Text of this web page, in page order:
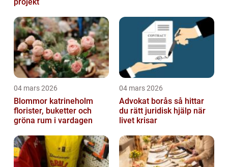
04 mars 2026
Blommor katrineholm
florister, buketter och
gröna rum i vardagen
04 mars 2026
Advokat borås så hittar
du rätt juridisk hjälp när
livet krisar